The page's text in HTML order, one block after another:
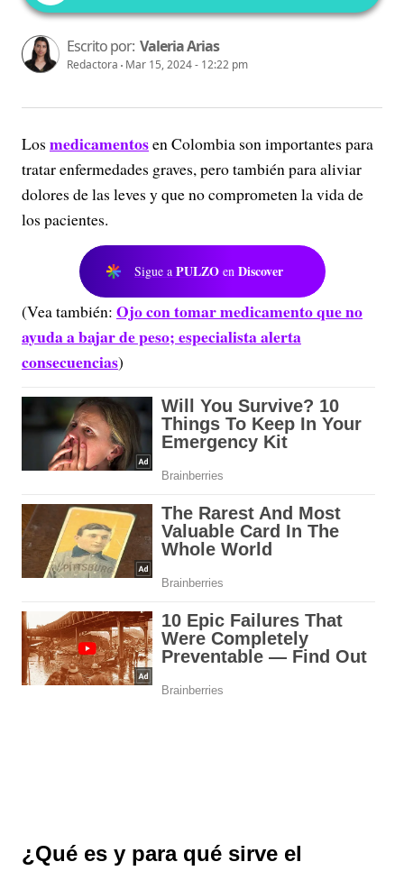
Escrito por: Valeria Arias
Redactora Mar 15, 2024 - 12:22 pm
Los medicamentosen Colombia son importantes para
tratar enfermedades graves, pero también para aliviar
dolores de las leves y que no comprometen la vida de
los pacientes.
Sigue a PULZO en Discover
(Vea también: Ojo con tomar medicamento que no
ayuda a bajar de peso; especialista alerta
consecuencias)
¿Qué es y para qué sirve el